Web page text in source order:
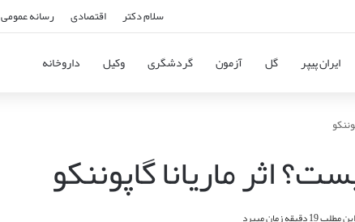
سلام دکتر اقتصادی رسانه عمومی
ایران پیپر گل آزمون گردشگری وکیل داروخانه
اثر ماریانا گاپوننکو
دقیقه زمان میبرد